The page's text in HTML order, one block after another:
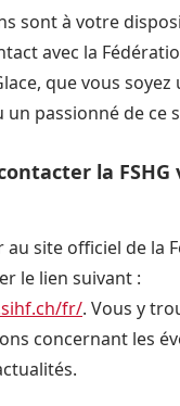
sont à votre
avec la
que vous
passionné de ce
la FSHG
au site officiel de la
le lien suivant :
fr/. Vous y
concernant les